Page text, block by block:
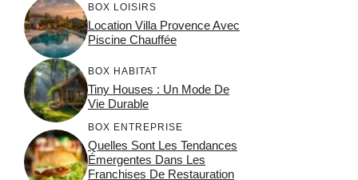
BOX LOISIRS
Location Villa Provence Avec
Piscine Chauffée
BOX HABITAT
Tiny Houses : Un Mode De
Vie Durable
BOX ENTREPRISE
Quelles Sont Les Tendances
Émergentes Dans Les
Franchises De Restauration